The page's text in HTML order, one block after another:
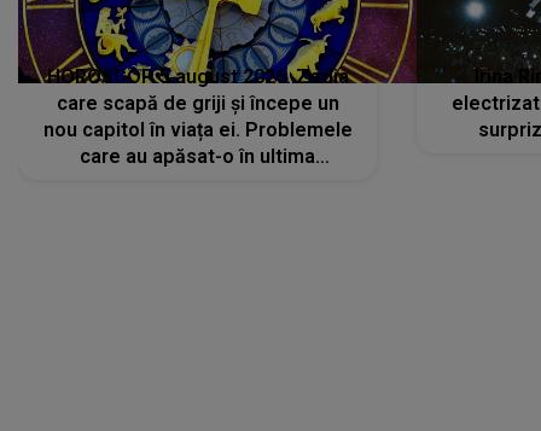
HOROSCOP 5 august 2026. Zodia
care scapă de griji și începe un
nou capitol în viața ei. Problemele
care au apăsat-o în ultima
Irina